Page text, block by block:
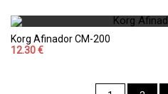
Korg Afinador CM-200
12.30 €